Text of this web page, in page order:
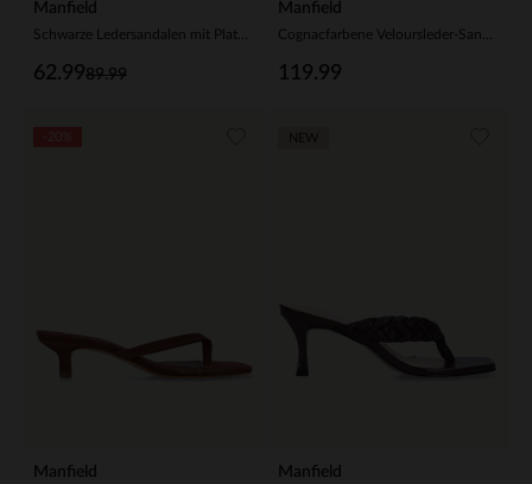
Manfield
89.99
62.99
Manfield
119.99
Manfield Manfield